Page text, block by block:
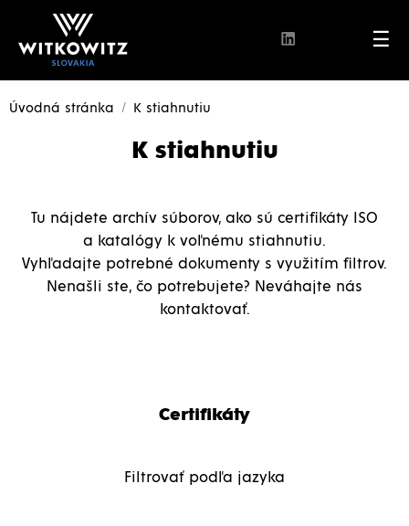
☰
Úvodná stránka K stiahnutiu
K stiahnutiu
Tu nájdete archív súborov, ako sú certifikáty ISO
a katalógy k voľnému stiahnutiu.
Vyhľadajte potrebné dokumenty s využitím filtrov.
Nenašli ste, čo potrebujete? Neváhajte nás
kontaktovať.
Certifikáty
Filtrovať podľa jazyka